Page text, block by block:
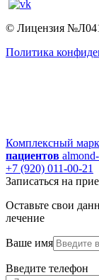
© Лицензия
Политика
Комплексный
пациентов
+7 (920) 011-00-21
Записаться на
Оставьте свои
лечение
Ваше имя
Введите телефон